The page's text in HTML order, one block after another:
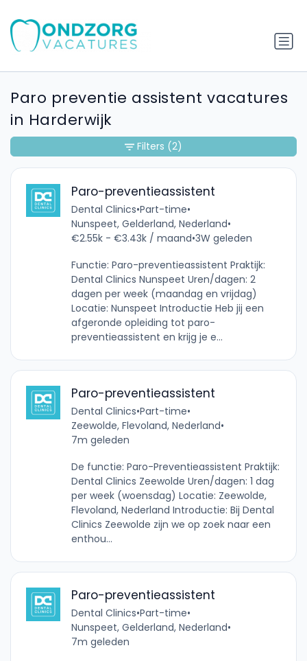
Paro preventie assistent vacatures
in Harderwijk
Paro-preventieassistent
Dental Clinics•Part-time•
Nunspeet, Gelderland, Nederland•
€2.55k - €3.43k / maand•3W geleden
Functie: Paro-preventieassistent Praktijk:
Dental Clinics Nunspeet Uren/dagen: 2
dagen per week (maandag en vrijdag)
Locatie: Nunspeet Introductie Heb jij een
afgeronde opleiding tot paro-
preventieassistent en krijg je e...
Paro-preventieassistent
Dental Clinics•Part-time•
Zeewolde, Flevoland, Nederland•
7m geleden
De functie: Paro-Preventieassistent Praktijk:
Dental Clinics Zeewolde Uren/dagen: 1 dag
per week (woensdag) Locatie: Zeewolde,
Flevoland, Nederland Introductie: Bij Dental
Clinics Zeewolde zijn we op zoek naar een
enthou...
Paro-preventieassistent
Dental Clinics•Part-time•
Nunspeet, Gelderland, Nederland•
7m geleden
Filters (2)